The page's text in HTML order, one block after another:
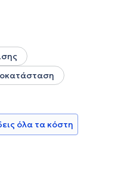
όλα τα κόστη